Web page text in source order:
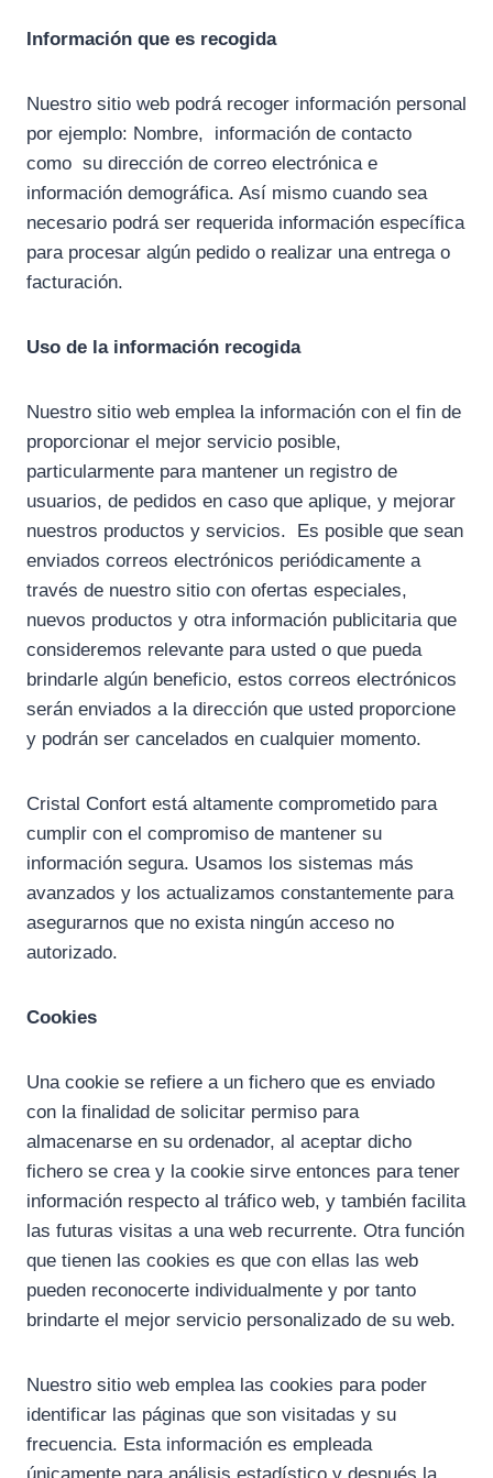
Información que es recogida
Nuestro sitio web podrá recoger información personal
por ejemplo: Nombre, información de contacto
como su dirección de correo electrónica e
información demográfica. Así mismo cuando sea
necesario podrá ser requerida información específica
para procesar algún pedido o realizar una entrega o
facturación.
Uso de la información recogida
Nuestro sitio web emplea la información con el fin de
proporcionar el mejor servicio posible,
particularmente para mantener un registro de
usuarios, de pedidos en caso que aplique, y mejorar
nuestros productos y servicios. Es posible que sean
enviados correos electrónicos periódicamente a
través de nuestro sitio con ofertas especiales,
nuevos productos y otra información publicitaria que
consideremos relevante para usted o que pueda
brindarle algún beneficio, estos correos electrónicos
serán enviados a la dirección que usted proporcione
y podrán ser cancelados en cualquier momento.
Cristal Confort está altamente comprometido para
cumplir con el compromiso de mantener su
información segura. Usamos los sistemas más
avanzados y los actualizamos constantemente para
asegurarnos que no exista ningún acceso no
autorizado.
Cookies
Una cookie se refiere a un fichero que es enviado
con la finalidad de solicitar permiso para
almacenarse en su ordenador, al aceptar dicho
fichero se crea y la cookie sirve entonces para tener
información respecto al tráfico web, y también facilita
las futuras visitas a una web recurrente. Otra función
que tienen las cookies es que con ellas las web
pueden reconocerte individualmente y por tanto
brindarte el mejor servicio personalizado de su web.
Nuestro sitio web emplea las cookies para poder
identificar las páginas que son visitadas y su
frecuencia. Esta información es empleada